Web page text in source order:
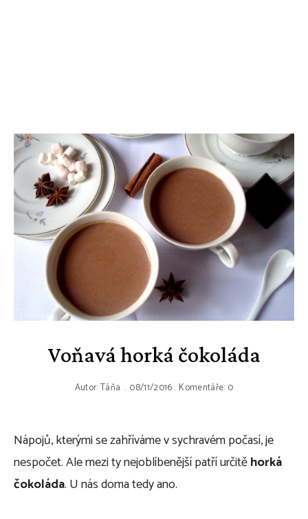
Voňavá horká čokoláda
Autor:Táňa 08/11/2016 Komentáře: 0
Nápojů, kterými se zahříváme v sychravém počasí, je
nespočet. Ale mezi ty nejoblíbenější patří určitěhorká
čokoláda. U nás doma tedy ano.